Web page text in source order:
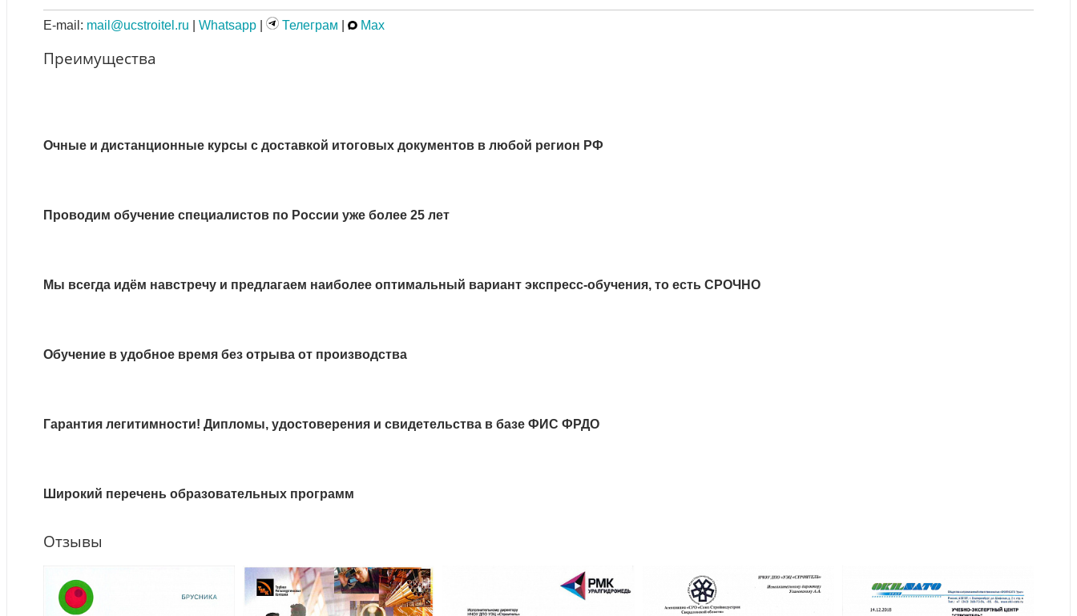
E-mail: mail@ucstroitel.ru Whatsapp Телеграм Max
Преимущества
Очные и дистанционные курсы с доставкой итоговых документов в любой регион РФ
Проводим обучение специалистов по России уже более 25 лет
Мы всегда идём навстречу и предлагаем наиболее оптимальный вариант экспресс-обучения, то есть СРОЧНО
Обучение в удобное время без отрыва от производства
Гарантия легитимности! Дипломы, удостоверения и свидетельства в базе ФИС ФРДО
Широкий перечень образовательных программ
Отзывы